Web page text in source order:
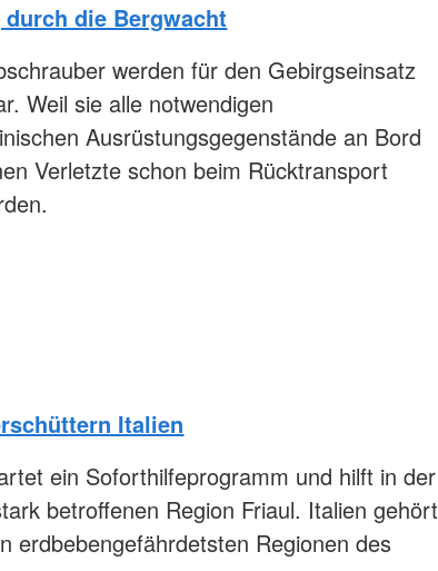
die Bergwacht
werden für den Gebirgseinsatz
Weil sie alle notwendigen
Ausrüstungsgegenstände an Bord
Verletzte schon beim Rücktransport
Italien
ein Soforthilfeprogramm und hilft in der
betroffenen Region Friaul. Italien gehört
erdbebengefährdetsten Regionen des